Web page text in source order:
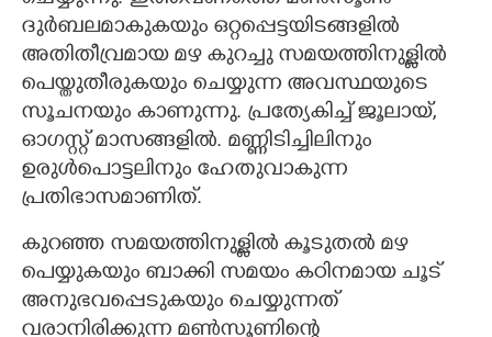
ദുർബലമാകുകയും ഒറ്റപ്പെട്ടയിടങ്ങളിൽ
അതിതീവ്രമായ മഴ കുറച്ചു സമയത്തിനുള്ളിൽ
പെയ്തുതീരുകയും ചെയ്യുന്ന അവസ്ഥയുടെ
സൂചനയും കാണുന്നു. പ്രത്യേകിച്ച് ജൂലായ്,
ഓഗസ്റ്റ് മാസങ്ങളിൽ. മണ്ണിടിച്ചിലിനും
ഉരുൾപൊട്ടലിനും ഹേതുവാകുന്ന
പ്രതിഭാസമാണിത്.
കുറഞ്ഞ സമയത്തിനുള്ളിൽ കൂടുതൽ മഴ
പെയ്യുകയും ബാക്കി സമയം കഠിനമായ ചൂട്
അനുഭവപ്പെടുകയും ചെയ്യുന്നത്
വരാനിരിക്കുന്ന മൺസൂണിന്റെ